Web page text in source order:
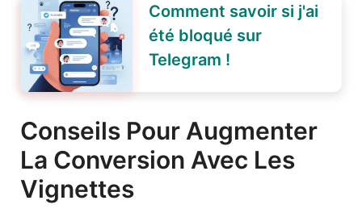
Comment savoir si j'ai
été bloqué sur
Telegram !
Conseils Pour Augmenter
La Conversion Avec Les
Vignettes